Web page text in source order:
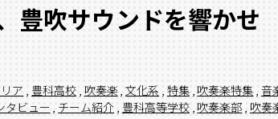
豊吹サウンドを響かせ
ア , 豊科高校 , 吹奏楽 , 文化系 , 特集 , 吹奏楽特集 , 音
タビュー , チーム紹介 , 豊科高等学校 , 吹奏楽部 , 吹奏